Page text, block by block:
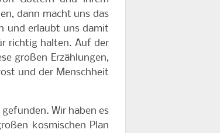
dann macht uns das
und erlaubt uns damit
richtig halten. Auf der
großen Erzählungen,
und der Menschheit
Wir haben es
kosmischen Plan